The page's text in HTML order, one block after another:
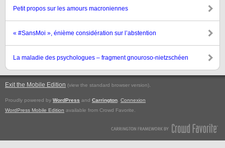
Petit propos sur les amours macroniennes
« #SansMoi », énième considération sur l’abstention
La maladie des psychologues – fragment gnouroso-nietzschéen
Exit the Mobile Edition (view the standard browser version).
Proudly powered by WordPress and Carrington Connexion
WordPress Mobile Edition available from Crowd Favorite.